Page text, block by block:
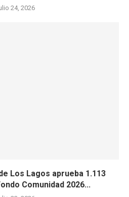
24, 2026
Los Lagos aprueba 1.113
Comunidad 2026...